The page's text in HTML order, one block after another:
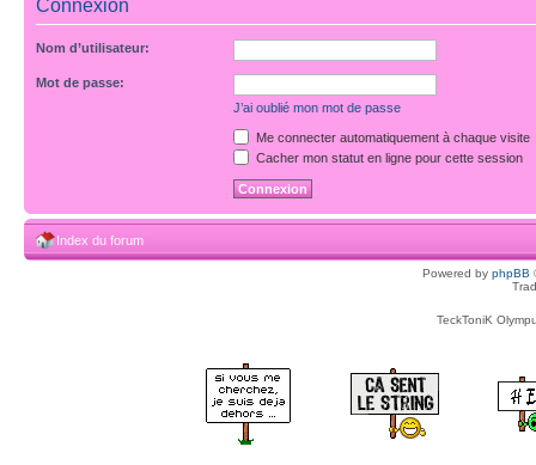
Connexion
Nom d’utilisateur:
Mot de passe:
J’ai oublié mon mot de passe
Me connecter automatiquement à chaque visite
Cacher mon statut en ligne pour cette session
Index du forum
Powered by phpBB
TeckToniK